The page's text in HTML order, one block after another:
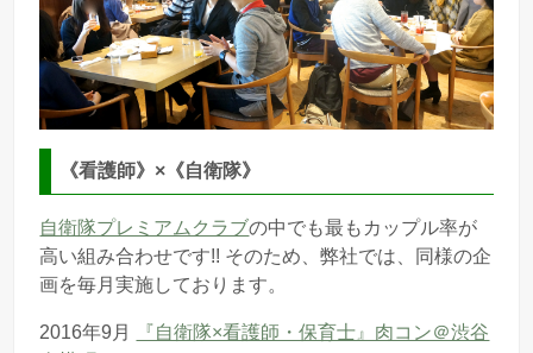
《看護師》×《自衛隊》
自衛隊プレミアムクラブの中でも最もカップル率が
高い組み合わせです!! そのため、弊社では、同様の企
画を毎月実施しております。
2016年9月
『自衛隊×看護師・保育士』肉コン＠渋谷